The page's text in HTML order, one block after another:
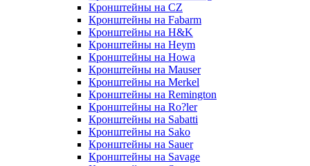
Кронштейны на CZ
Кронштейны на Fabarm
Кронштейны на H&K
Кронштейны на Heym
Кронштейны на Howa
Кронштейны на Mauser
Кронштейны на Merkel
Кронштейны на Remington
Кронштейны на Ro?ler
Кронштейны на Sabatti
Кронштейны на Sako
Кронштейны на Sauer
Кронштейны на Savage